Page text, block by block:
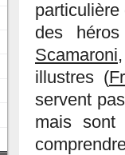
des
Scamaroni
illustres (
servent
mais sont